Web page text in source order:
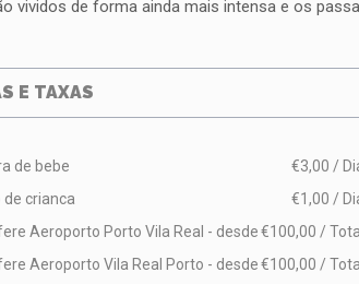
vividos de forma ainda mais intensa e os
E TAXAS
de bebe
€3,00 /
de crianca
€1,00 /
Aeroporto Porto Vila Real - desde €100,00 / Total
Aeroporto Vila Real Porto - desde €100,00 / Total